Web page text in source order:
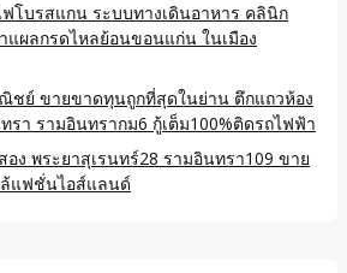
โบรสแกน ระบบทางเดินอาหาร คลินิก
แผลกรดไหลย้อนขอนแก่น ในเมือง
ชย์ ขายขาดทุนถูกที่สุดในย่าน ตึกแถวห้อง
า รามอินทรากม6 กู้เต็ม100%ติดรถไฟฟ้า
ง พระยาสุเรนทร์28 รามอินทรา109 ขาย
แฟชั่นไอส์แลนด์